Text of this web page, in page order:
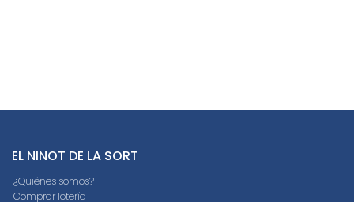
EL NINOT DE LA SORT
¿Quiénes somos?
Comprar lotería